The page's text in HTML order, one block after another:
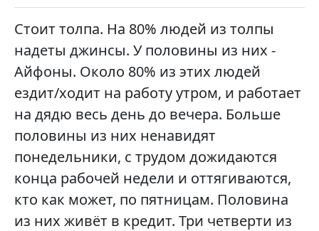
Стоит толпа. На 80% людей из толпы
надеты джинсы. У половины из них -
Айфоны. Около 80% из этих людей
ездит/ходит на работу утром, и работает
на дядю весь день до вечера. Больше
половины из них ненавидят
понедельники, с трудом дожидаются
конца рабочей недели и оттягиваются,
кто как может, по пятницам. Половина
из них живёт в кредит. Три четверти из